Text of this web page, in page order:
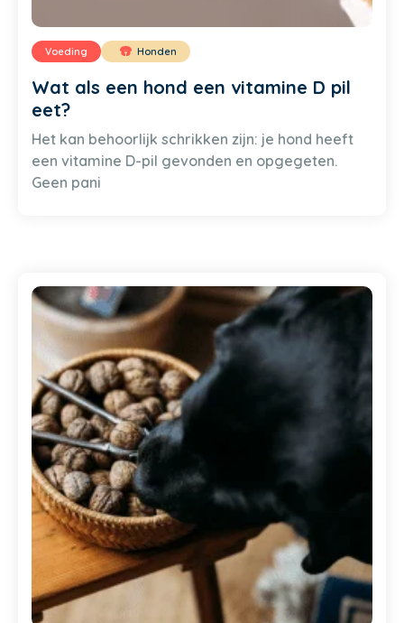
Voeding Honden
Wat als een hond een vitamine D pil
eet?
Het kan behoorlijk schrikken zijn: je hond heeft
een vitamine D-pil gevonden en opgegeten.
Geen pani